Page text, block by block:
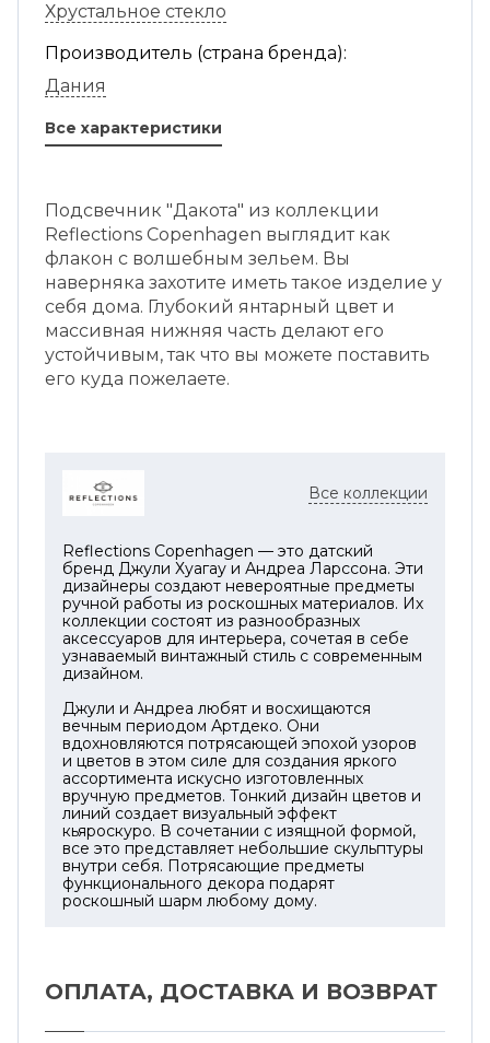
Хрустальное стекло
Производитель (страна бренда):
Дания
Все характеристики
Подсвечник "Дакота" из коллекции
Reflections Copenhagen выглядит как
флакон с волшебным зельем. Вы
наверняка захотите иметь такое изделие у
себя дома. Глубокий янтарный цвет и
массивная нижняя часть делают его
устойчивым, так что вы можете поставить
его куда пожелаете.
Все коллекции
Reflections Copenhagen — это датский
бренд Джули Хуагау и Андреа Ларссона. Эти
дизайнеры создают невероятные предметы
ручной работы из роскошных материалов. Их
коллекции состоят из разнообразных
аксессуаров для интерьера, сочетая в себе
узнаваемый винтажный стиль с современным
дизайном.
Джули и Андреа любят и восхищаются
вечным периодом Артдеко. Они
вдохновляются потрясающей эпохой узоров
и цветов в этом силе для создания яркого
ассортимента искусно изготовленных
вручную предметов. Тонкий дизайн цветов и
линий создает визуальный эффект
кьяроскуро. В сочетании с изящной формой,
все это представляет небольшие скульптуры
внутри себя. Потрясающие предметы
функционального декора подарят
роскошный шарм любому дому.
ОПЛАТА, ДОСТАВКА И ВОЗВРАТ